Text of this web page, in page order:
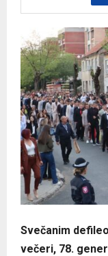
Svečanim
večeri, 78.